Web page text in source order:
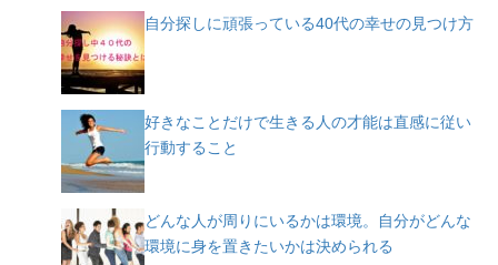
自分探しに頑張っている40代の幸せの見つけ方
好きなことだけで生きる人の才能は直感に従い
行動すること
どんな人が周りにいるかは環境。自分がどんな
環境に身を置きたいかは決められる